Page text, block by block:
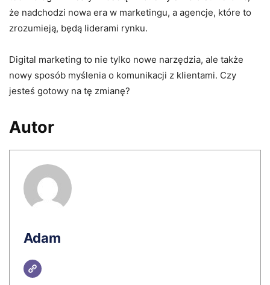
że nadchodzi nowa era w marketingu, a agencje, które to
zrozumieją, będą liderami rynku.
Digital marketing to nie tylko nowe narzędzia, ale także
nowy sposób myślenia o komunikacji z klientami. Czy
jesteś gotowy na tę zmianę?
Autor
Adam